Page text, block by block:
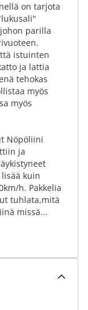
on tarjota
parilla
istuinten
ja lattia
tehokas
myös
myös
Nöpöliini
ja
kuin
h. Pakkelia
tuhlata,mitä
missä...